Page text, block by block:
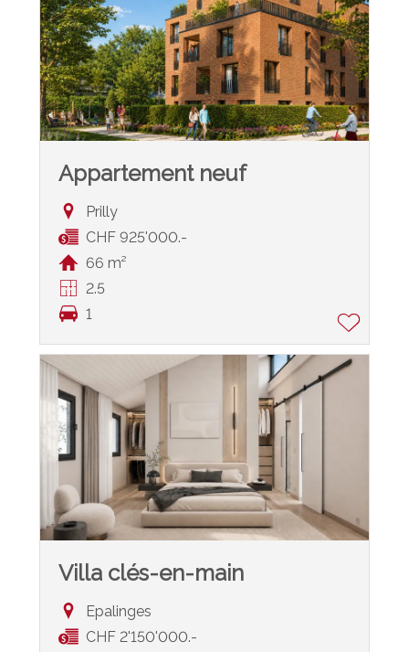
Appartement neuf
Prilly
CHF 925'000.-
66 m²
2.5
1
Villa clés-en-main
Epalinges
CHF 2'150'000.-